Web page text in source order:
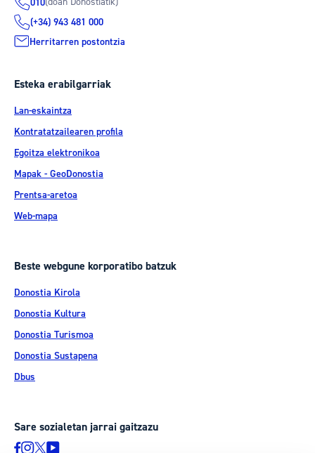
010
(+34) 943 481 000
Herritarren postontzia
Esteka erabilgarriak
Lan-eskaintza
Kontratatzailearen profila
Egoitza elektronikoa
Mapak - GeoDonostia
Prentsa-aretoa
Web-mapa
Beste webgune korporatibo batzuk
Donostia Kirola
Donostia Kultura
Donostia Turismoa
Donostia Sustapena
Dbus
Sare sozialetan jarrai gaitzazu